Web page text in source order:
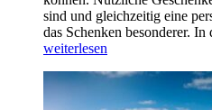
sind und gleichzeitig eine
das Schenken besonderer.
weiterlesen